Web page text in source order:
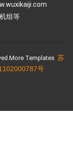
组等
Templates 苏
号